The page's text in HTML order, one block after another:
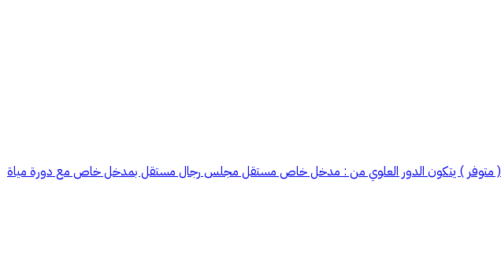
دورين مستقلة للايجار في حي الصفا بالقرب من طريق السلام الدور الارضي 24،000 ( تم التأجير ) الدور العلوي 22،000 ( متوفر ) يتكون الدور العلوي من : مدخل خاص مستقل مجلس رجال مستقل بمدخل خاص مع دورة مياة